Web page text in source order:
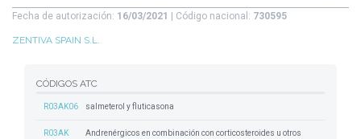
Fecha de autorización: 16/03/2021 | Código nacional: 730595
ZENTIVA SPAIN S.L.
CÓDIGOS ATC
R03AK06 salmeterol y fluticasona
R03AK
Andrenérgicos en combinación con corticosteroides u otros